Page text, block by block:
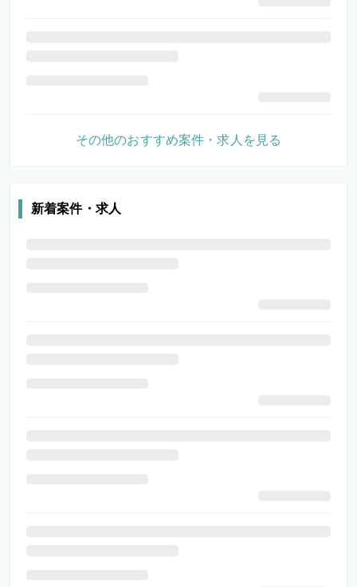
その他のおすすめ案件・求人を見る
新着案件・求人